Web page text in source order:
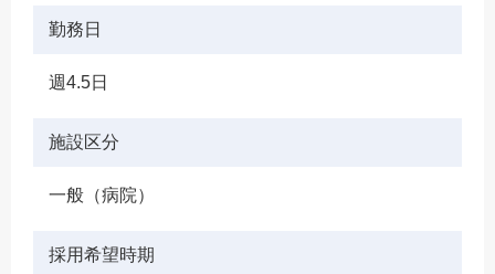
勤務日
週4.5日
施設区分
一般（病院）
採用希望時期